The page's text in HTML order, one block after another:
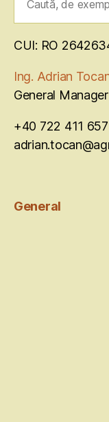
CUI: RO
Ing. Adrian
General Manager
+40 722 411 657
General